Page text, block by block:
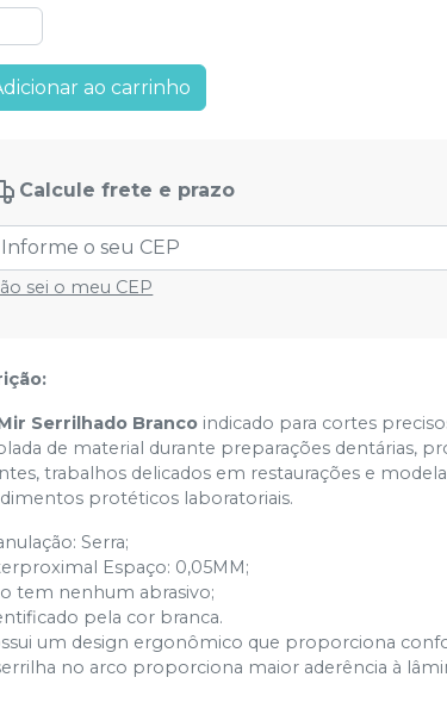
ao carrinho
Calcule frete e prazo
sei o meu CEP
Serrilhado Branco indicado para cortes
de material durante preparações dentárias,
trabalhos delicados em restaurações e
protéticos laboratoriais.
Serra;
Espaço: 0,05MM;
tem nenhum abrasivo;
pela cor branca.
um design ergonômico que proporciona
no arco proporciona maior aderência à